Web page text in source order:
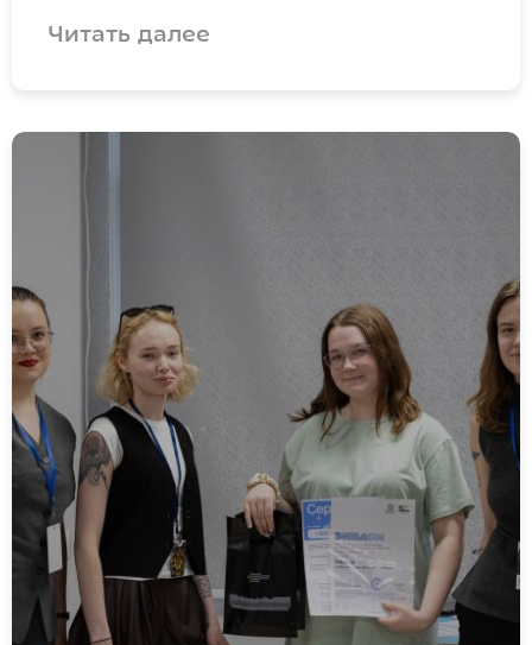
Читать далее